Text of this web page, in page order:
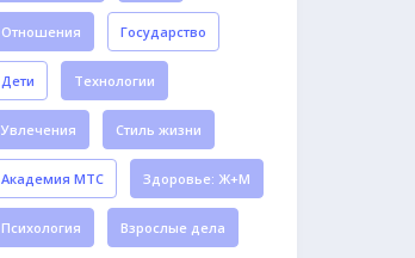
Отношения Государство
Дети Технологии
Увлечения Стиль жизни
Академия МТС Здоровье: Ж+М
Психология Взрослые дела